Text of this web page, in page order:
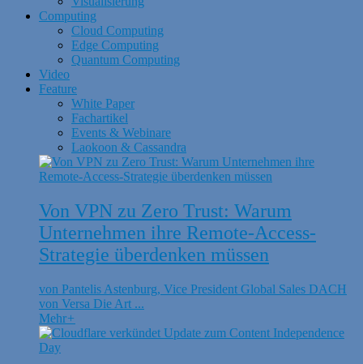
Computing
Cloud Computing
Edge Computing
Quantum Computing
Video
Feature
White Paper
Fachartikel
Events & Webinare
Laokoon & Cassandra
Von VPN zu Zero Trust: Warum
Unternehmen ihre Remote-Access-
Strategie überdenken müssen
von Pantelis Astenburg, Vice President Global Sales DACH
von Versa Die Art ...
Mehr+